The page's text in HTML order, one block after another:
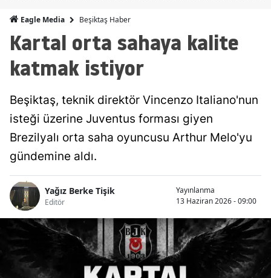
Eagle Media Beşiktaş Haber
Kartal orta sahaya kalite
katmak istiyor
Beşiktaş, teknik direktör Vincenzo Italiano'nun
isteği üzerine Juventus forması giyen
Brezilyalı orta saha oyuncusu Arthur Melo'yu
gündemine aldı.
Yağız Berke Tişik
Editör
Yayınlanma
13 Haziran 2026 - 09:00